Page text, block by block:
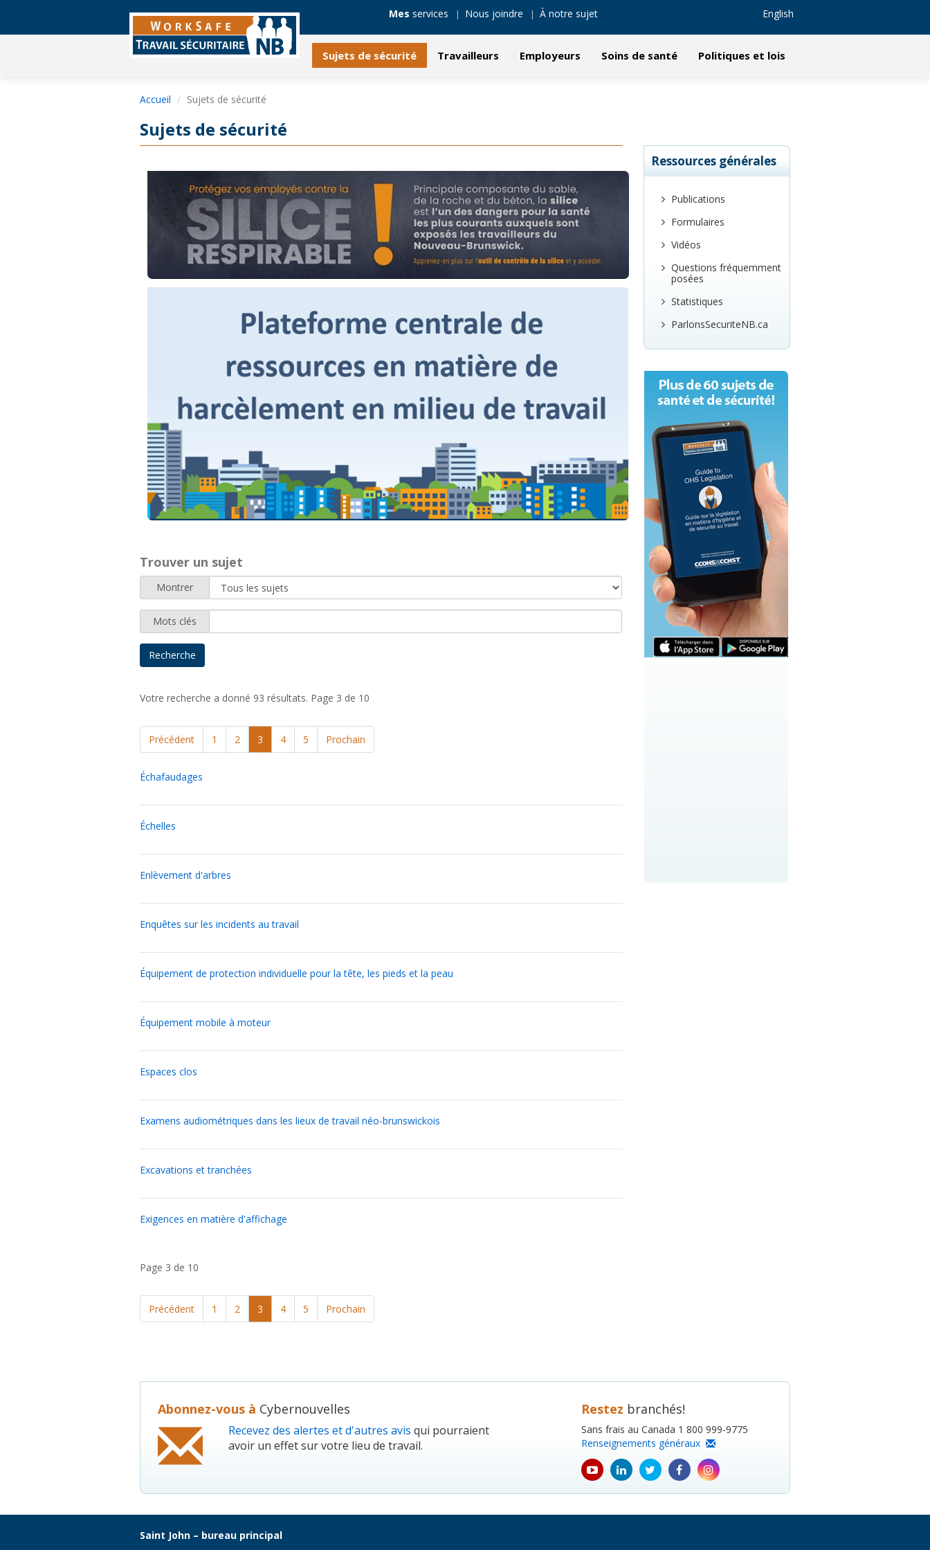
Mes services Nous joindre À notre sujet English
Sujets de sécurité Travailleurs Employeurs Soins de santé Politiques et lois
Accueil Sujets de sécurité
Sujets de sécurité
Trouver un sujet
Montrer
Mots clés
Votre recherche a donné 93 résultats. Page 3 de 10
Précédent 1 2 3 4 5 Prochain
Échafaudages
Échelles
Enlèvement d'arbres
Enquêtes sur les incidents au travail
Équipement de protection individuelle pour la tête, les pieds et la peau
Équipement mobile à moteur
Espaces clos
Examens audiométriques dans les lieux de travail néo-brunswickois
Excavations et tranchées
Exigences en matière d'affichage
Page 3 de 10
Précédent 1 2 3 4 5 Prochain
Ressources générales
Publications
Formulaires
Vidéos
Questions fréquemment
posées
Statistiques
ParlonsSecuriteNB.ca
Abonnez-vous à Cybernouvelles
Recevez des alertes et d'autres avis qui pourraient
avoir un effet sur votre lieu de travail.
Restez branchés!
Sans frais au Canada 1 800 999-9775
Renseignements généraux
youtube
icon
Linkedin
icon
Twitter
icon
Facebook
icon
Instagram
icon
Saint John – bureau principal